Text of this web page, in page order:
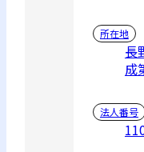
所在地
長
成
法人番号